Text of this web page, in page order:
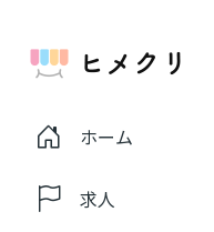
ホーム
求人